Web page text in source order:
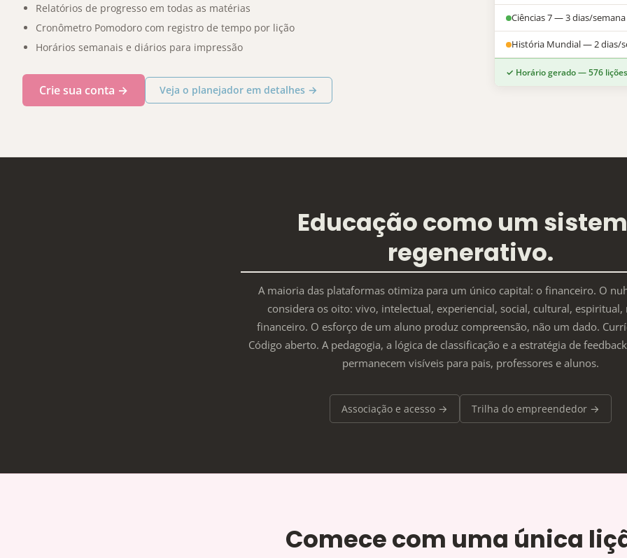
Relatórios de progresso em todas as matérias
Cronômetro Pomodoro com registro de tempo por lição
Horários semanais e diários para impressão
Crie sua conta → Veja o planejador em detalhes →
Ciências 7 — 3 dias/semana
História Mundial — 2 dias/
✓ Horário gerado — 576
Educação como um
regenerativo.
A maioria das plataformas otimiza para um único capital: o financeiro. O
considera os oito: vivo, intelectual, experiencial, social, cultural, espiritual,
financeiro. O esforço de um aluno produz compreensão, não um dado.
Código aberto. A pedagogia, a lógica de classificação e a estratégia de
permanecem visíveis para pais, professores e alunos.
Associação e acesso → Trilha do empreendedor →
Comece com uma única